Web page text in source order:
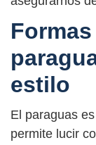
estilo
El paraguas
permite lucir